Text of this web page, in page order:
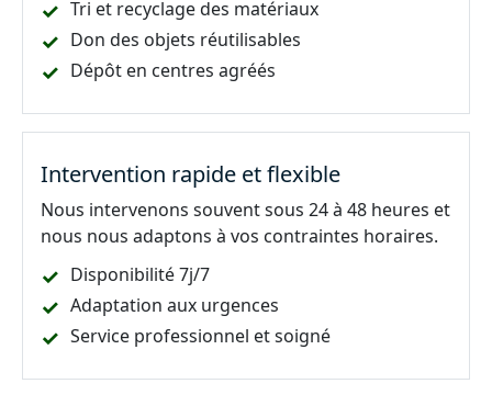
Tri et recyclage des matériaux
Don des objets réutilisables
Dépôt en centres agréés
Intervention rapide et flexible
Nous intervenons souvent sous 24 à 48 heures et
nous nous adaptons à vos contraintes horaires.
Disponibilité 7j/7
Adaptation aux urgences
Service professionnel et soigné